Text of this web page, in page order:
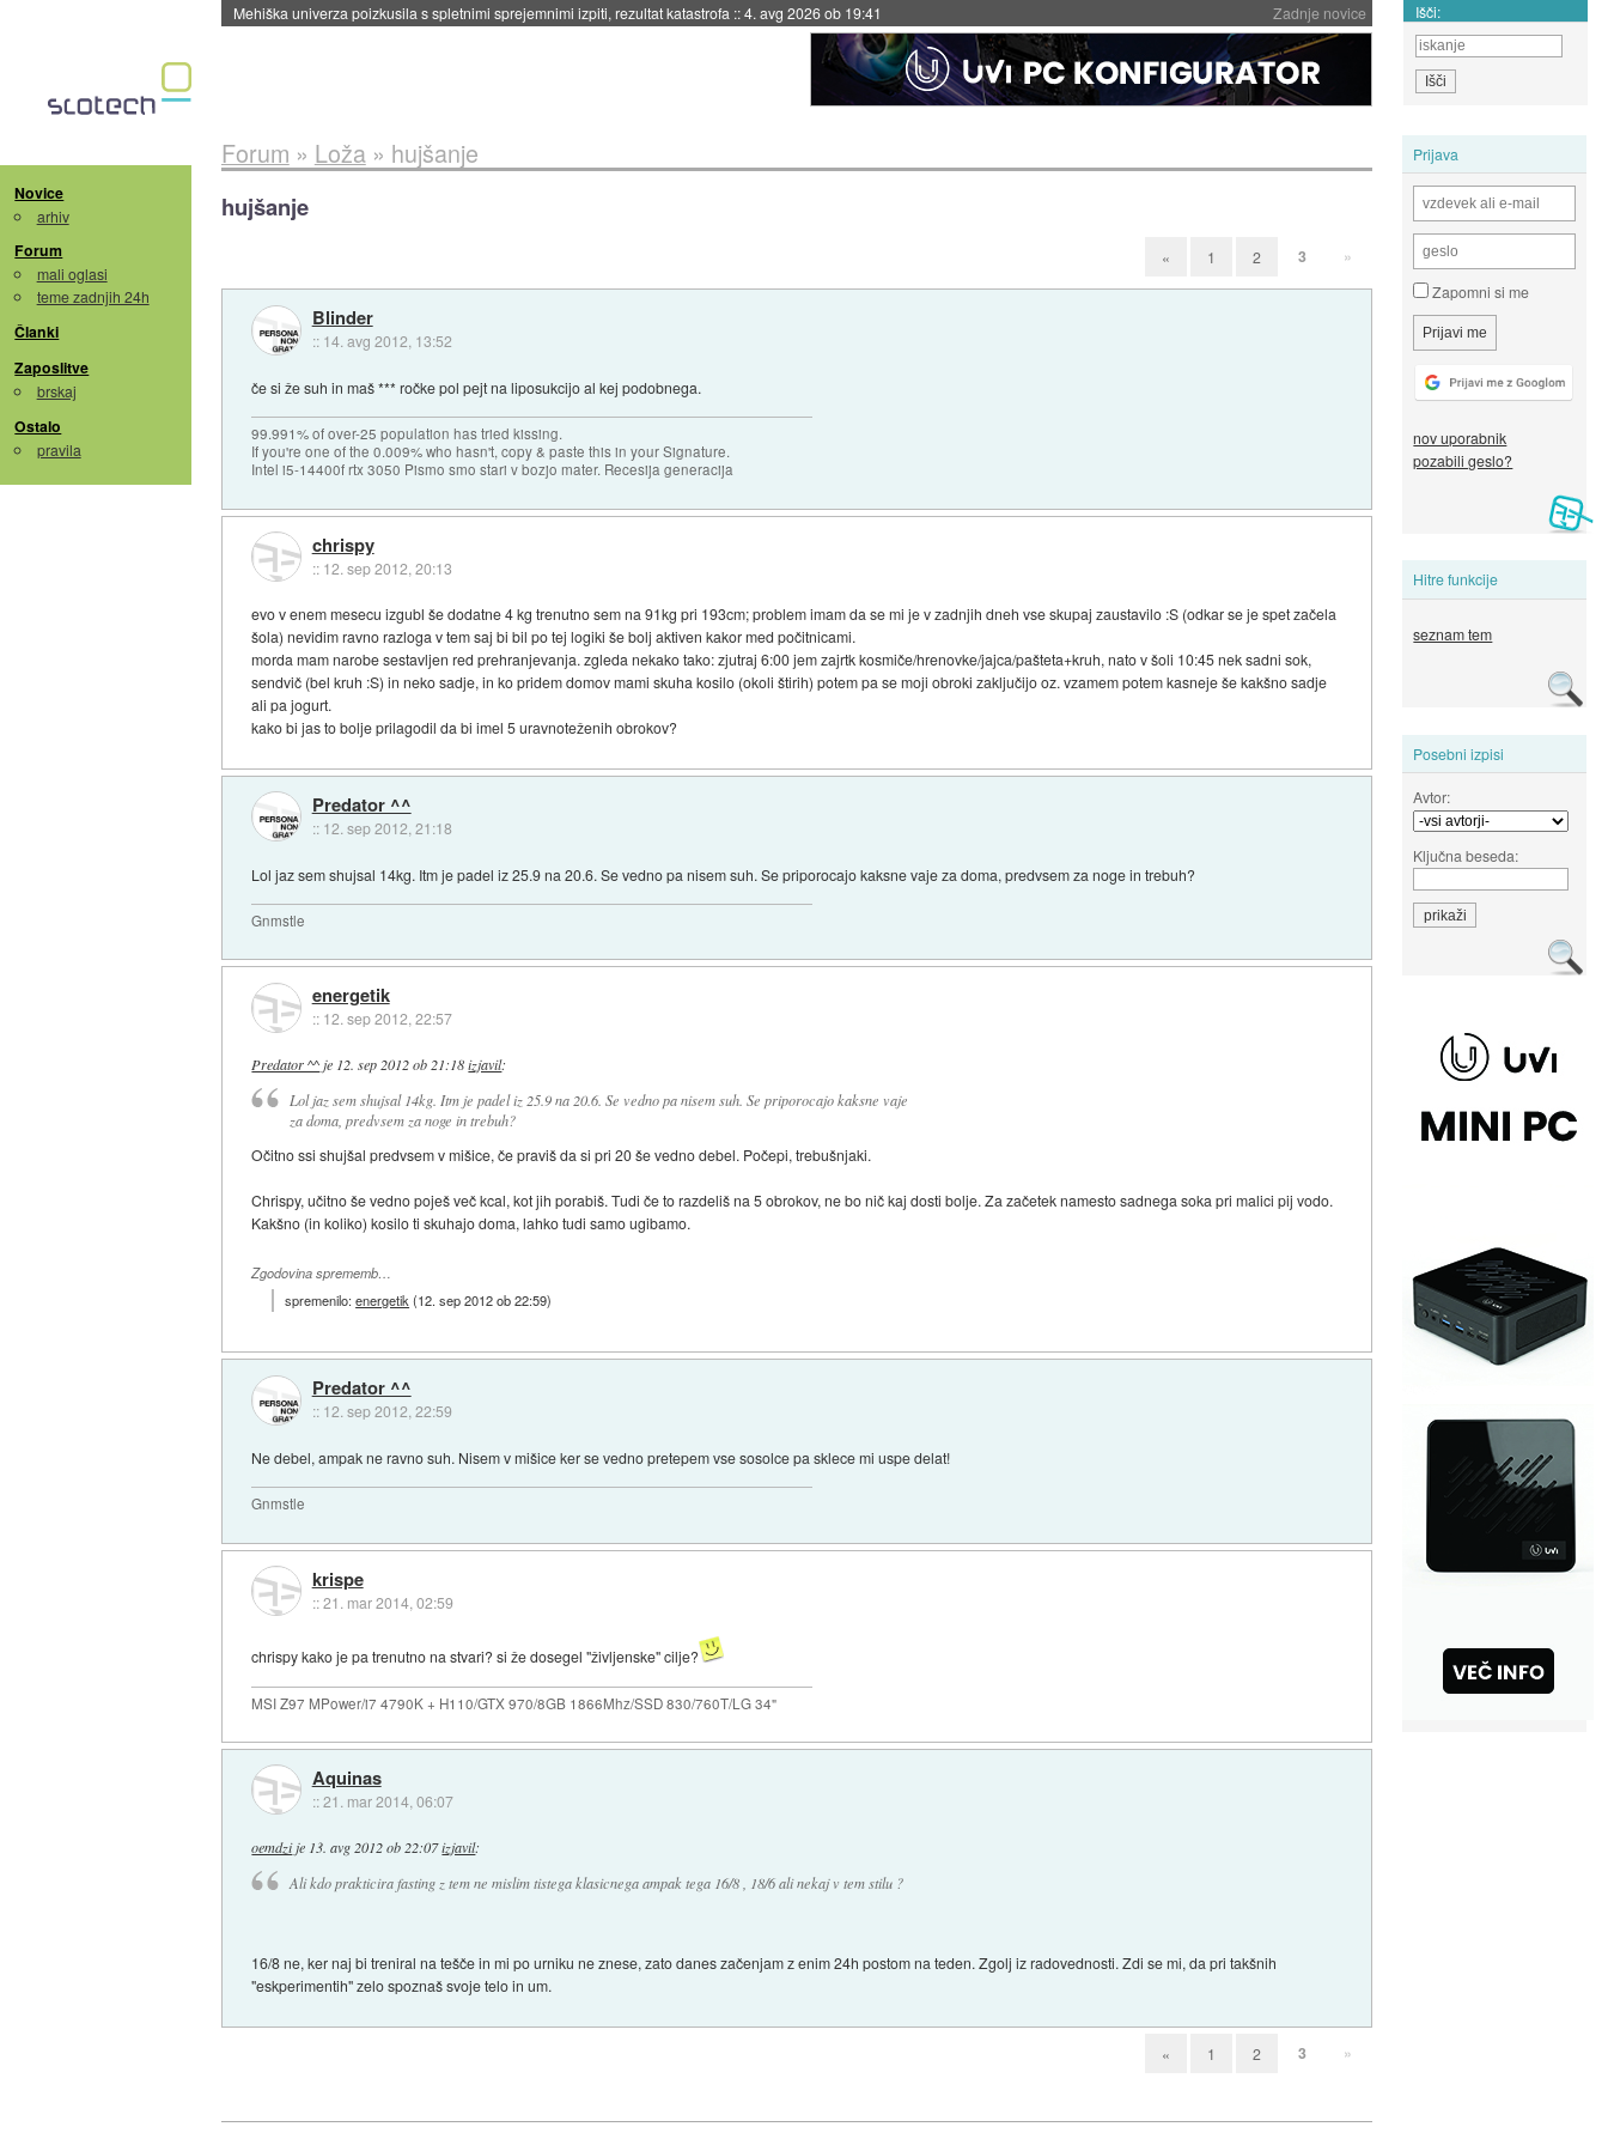
Zadnje novice
Mehiška univerza poizkusila s spletnimi sprejemnimi izpiti, rezultat katastrofa ::4. avg 2026 ob 19:41 Išči:
Novice
arhiv
Forum
mali oglasi
teme zadnjih 24h
Članki
Zaposlitve
brskaj
Ostalo
pravila
Prijava
Zapomni si me
nov uporabnik
pozabili geslo?
Hitre funkcije
seznam tem
Posebni izpisi
Avtor:
Ključna beseda:
Forum » Loža» hujšanje
hujšanje
« 1 2 3 »
Blinder
:: 14. avg 2012, 13:52
če si že suh in maš *** ročke pol pejt na liposukcijo al kej podobnega.
99.991% of over-25 population has tried kissing.
If you're one of the 0.009% who hasn't, copy & paste this in your Signature.
Intel i5-14400f rtx 3050 Pismo smo stari v bozjo mater. Recesija generacija
chrispy
:: 12. sep 2012, 20:13
evo v enem mesecu izgubl še dodatne 4 kg trenutno sem na 91kg pri 193cm; problem imam da se mi je v zadnjih dneh vse skupaj zaustavilo :S (odkar se je spet začela
šola) nevidim ravno razloga v tem saj bi bil po tej logiki še bolj aktiven kakor med počitnicami.
morda mam narobe sestavljen red prehranjevanja. zgleda nekako tako: zjutraj 6:00 jem zajrtk kosmiče/hrenovke/jajca/pašteta+kruh, nato v šoli 10:45 nek sadni sok,
sendvič (bel kruh :S) in neko sadje, in ko pridem domov mami skuha kosilo (okoli štirih) potem pa se moji obroki zaključijo oz. vzamem potem kasneje še kakšno sadje
ali pa jogurt.
kako bi jas to bolje prilagodil da bi imel 5 uravnoteženih obrokov?
Predator ^^
:: 12. sep 2012, 21:18
Lol jaz sem shujsal 14kg. Itm je padel iz 25.9 na 20.6. Se vedno pa nisem suh. Se priporocajo kaksne vaje za doma, predvsem za noge in trebuh?
Gnmstle
energetik
:: 12. sep 2012, 22:57
Predator ^^ je 12. sep 2012 ob 21:18 izjavil:
Lol jaz sem shujsal 14kg. Itm je padel iz 25.9 na 20.6. Se vedno pa nisem suh. Se priporocajo kaksne vaje
za doma, predvsem za noge in trebuh?
Očitno ssi shujšal predvsem v mišice, če praviš da si pri 20 še vedno debel. Počepi, trebušnjaki.
Chrispy, učitno še vedno poješ več kcal, kot jih porabiš. Tudi če to razdeliš na 5 obrokov, ne bo nič kaj dosti bolje. Za začetek namesto sadnega soka pri malici pij vodo.
Kakšno (in koliko) kosilo ti skuhajo doma, lahko tudi samo ugibamo.
Zgodovina sprememb…
spremenilo:energetik (12. sep 2012 ob 22:59)
Predator ^^
:: 12. sep 2012, 22:59
Ne debel, ampak ne ravno suh. Nisem v mišice ker se vedno pretepem vse sosolce pa sklece mi uspe delat!
Gnmstle
krispe
::21. mar 2014, 02:59
chrispy kako je pa trenutno na stvari? si že dosegel "življenske" cilje?
MSI Z97 MPower/i7 4790K + H110/GTX 970/8GB 1866Mhz/SSD 830/760T/LG 34"
Aquinas
::21. mar 2014, 06:07
oemdzije 13. avg 2012 ob 22:07izjavil:
Ali kdo prakticira fasting z tem ne mislim tistega klasicnega ampak tega 16/8 , 18/6 ali nekaj v tem stilu ?
16/8 ne, ker naj bi treniral na tešče in mi po urniku ne znese, zato danes začenjam z enim 24h postom na teden. Zgolj iz radovednosti. Zdi se mi, da pri takšnih
"eskperimentih" zelo spoznaš svoje telo in um.
« 1 2 3 »